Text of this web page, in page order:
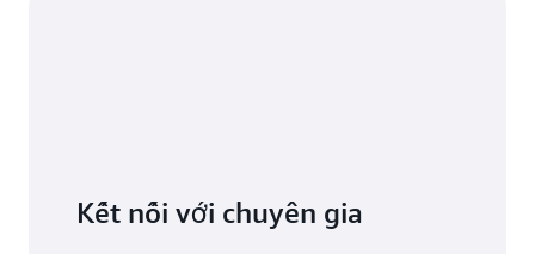
Kết nối với chuyên gia